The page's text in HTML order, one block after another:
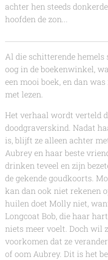
achter hen steeds
hoofden de zon...
Al die schitterende hemels
oog in de boekenwinkel,
een mooi boek, en dan
met lezen.
Het verhaal wordt verteld
doodgraverskind. Nadat
is, blijft ze alleen achter
Aubrey en haar beste
drinken teveel en zijn
de gekende goudkoorts.
kan dan ook niet rekenen
huilen doet Molly niet,
Longcoat Bob, die haar
niets meer voelt. Doch wil
voorkomen dat ze
of oom Aubrey. Dit is het